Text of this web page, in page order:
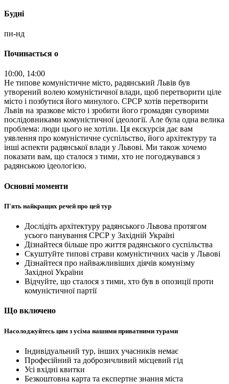
Будні
пн-нд
Починається о
10:00, 14:00
Не типове комуністичне місто, радянський Львів був
утворений волею комуністичної влади, щоб перетворити ціле
місто і позбутися його минулого. СРСР хотів перетворити
Львів на зразкове місто і зробити його громадян суворими
послідовниками комуністичної ідеології. Але була одна велика
проблема: люди цього не хотіли. Ця екскурсія дає вам
уявлення про комуністичне суспільство, його архітектуру та
інші аспекти радянської влади у Львові. Ми також хочемо
показати вам, що сталося з тими, хто не погоджувався з
радянською ідеологією.
Основні моменти
П'ять найкращих речей про цей тур
Дослідіть архітектуру радянського Львова протягом
усього панування СРСР у Західній Україні
Дізнайтеся більше про життя радянського суспільства
Скуштуйте типові страви комуністичних часів у Львові
Дізнайтеся про найважливіших діячів комунізму
Західної України
Відчуйте, що сталося з тими, хто був в опозиції проти
комуністичної партії
Що включено
Насолоджуйтесь цим з усіма нашими приватними турами
Індивідуальний тур, інших учасників немає
Професійний та доброзичливий місцевий гід
Усі вхідні квитки
Безкоштовна карта та експертне знання міста